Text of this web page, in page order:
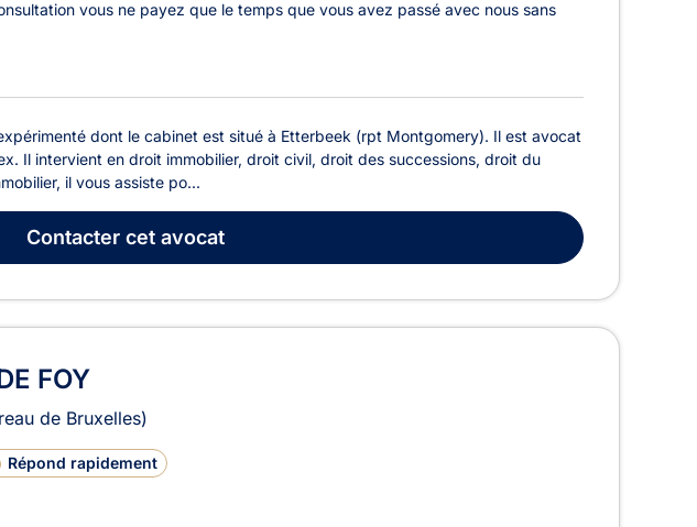
vous ne payez que le temps que vous avez passé avec nous sans
dont le cabinet est situé à Etterbeek (rpt Montgomery). Il est avocat
Il intervient en droit immobilier, droit civil, droit des successions, droit du
il vous assiste po...
Contactercet avocat
FOY
de Bruxelles)
Répond rapidement